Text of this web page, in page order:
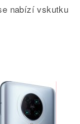
nabízí vskutku